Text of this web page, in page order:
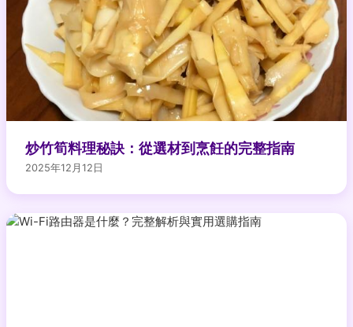
炒竹筍料理秘訣：從選材到烹飪的完整指南
2025年12月12日